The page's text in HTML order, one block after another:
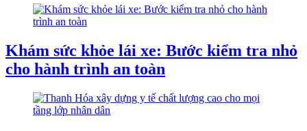
Khám sức khỏe lái xe: Bước kiểm tra nhỏ
cho hành trình an toàn